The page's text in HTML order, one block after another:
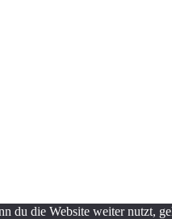
du die Website weiter nutzt,